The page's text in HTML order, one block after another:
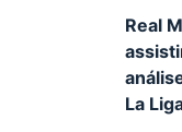
Real
La